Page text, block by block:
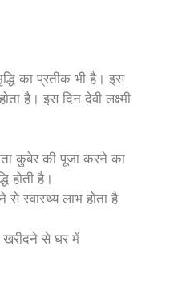
का प्रतीक भी है। इस
है। इस दिन देवी लक्ष्मी
कुबेर की पूजा करने का
होती है।
से स्वास्थ्य लाभ होता है
खरीदने से घर में